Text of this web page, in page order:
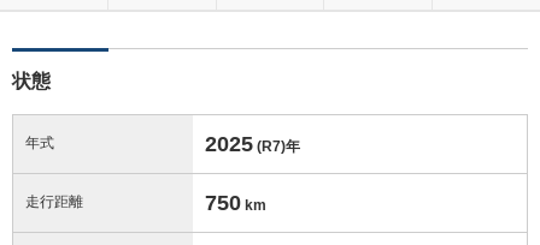
状態
年式 2025 (R7)年
走行距離 750 km